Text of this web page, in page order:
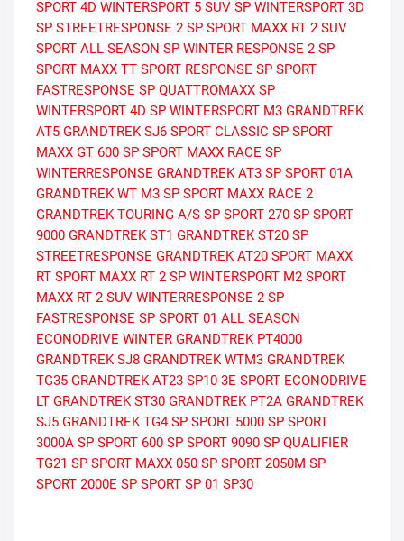
SPORT 4D WINTERSPORT 5 SUV SP WINTERSPORT 3D
SP STREETRESPONSE 2 SP SPORT MAXX RT 2 SUV
SPORT ALL SEASON SP WINTER RESPONSE 2 SP
SPORT MAXX TT SPORT RESPONSE SP SPORT
FASTRESPONSE SP QUATTROMAXX SP
WINTERSPORT 4D SP WINTERSPORT M3 GRANDTREK
AT5 GRANDTREK SJ6 SPORT CLASSIC SP SPORT
MAXX GT 600 SP SPORT MAXX RACE SP
WINTERRESPONSE GRANDTREK AT3 SP SPORT 01A
GRANDTREK WT M3 SP SPORT MAXX RACE 2
GRANDTREK TOURING A/S SP SPORT 270 SP SPORT
9000 GRANDTREK ST1 GRANDTREK ST20 SP
STREETRESPONSE GRANDTREK AT20 SPORT MAXX
RT SPORT MAXX RT 2 SP WINTERSPORT M2 SPORT
MAXX RT 2 SUV WINTERRESPONSE 2 SP
FASTRESPONSE SP SPORT 01 ALL SEASON
ECONODRIVE WINTER GRANDTREK PT4000
GRANDTREK SJ8 GRANDTREK WTM3 GRANDTREK
TG35 GRANDTREK AT23 SP10-3E SPORT ECONODRIVE
LT GRANDTREK ST30 GRANDTREK PT2A GRANDTREK
SJ5 GRANDTREK TG4 SP SPORT 5000 SP SPORT
3000A SP SPORT 600 SP SPORT 9090 SP QUALIFIER
TG21 SP SPORT MAXX 050 SP SPORT 2050M SP
SPORT 2000E SP SPORT SP 01 SP30